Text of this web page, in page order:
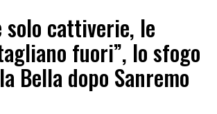
solo cattiverie, le
fuori”, lo sfogo
Bella dopo Sanremo